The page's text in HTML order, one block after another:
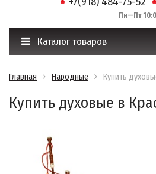
Пн—Пт
Каталог товаров
Главная Народные Купить
Купить духовые в